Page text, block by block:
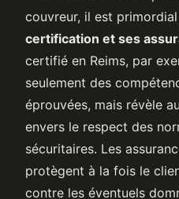
couvreur, il est
certification et ses
certifié en Reims, par
seulement des
éprouvées, mais révèle
envers le respect des
sécuritaires. Les
protègent à la fois le
contre les éventuels